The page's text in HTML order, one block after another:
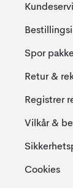
Spor
Retur &
Registrer
Vilkår &
Cookies